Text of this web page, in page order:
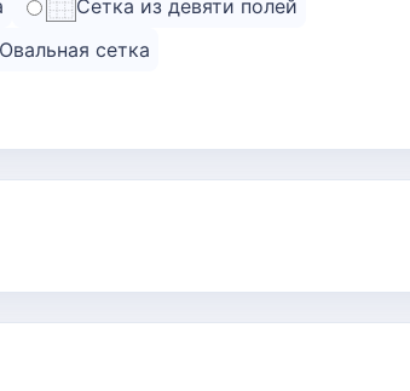
Сетка из девяти полей
Овальная сетка